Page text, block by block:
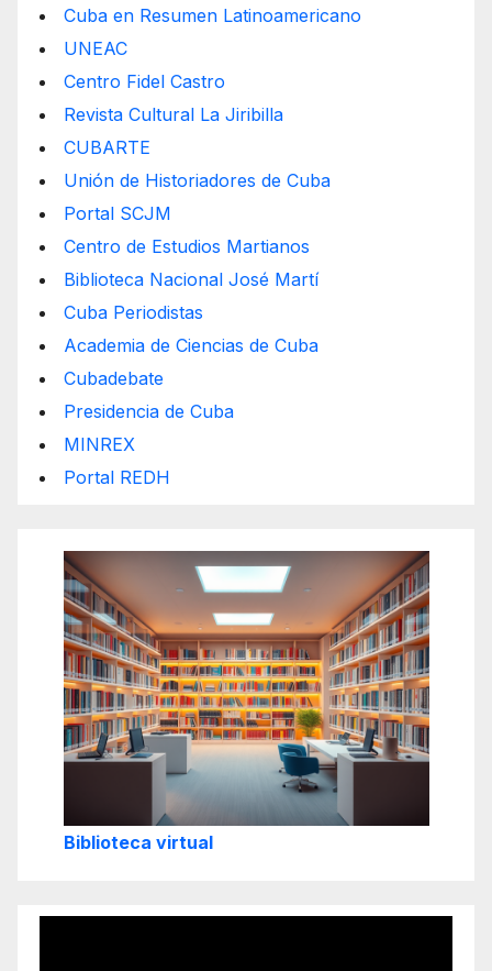
Cuba en Resumen Latinoamericano
UNEAC
Centro Fidel Castro
Revista Cultural La Jiribilla
CUBARTE
Unión de Historiadores de Cuba
Portal SCJM
Centro de Estudios Martianos
Biblioteca Nacional José Martí
Cuba Periodistas
Academia de Ciencias de Cuba
Cubadebate
Presidencia de Cuba
MINREX
Portal REDH
Biblioteca virtual